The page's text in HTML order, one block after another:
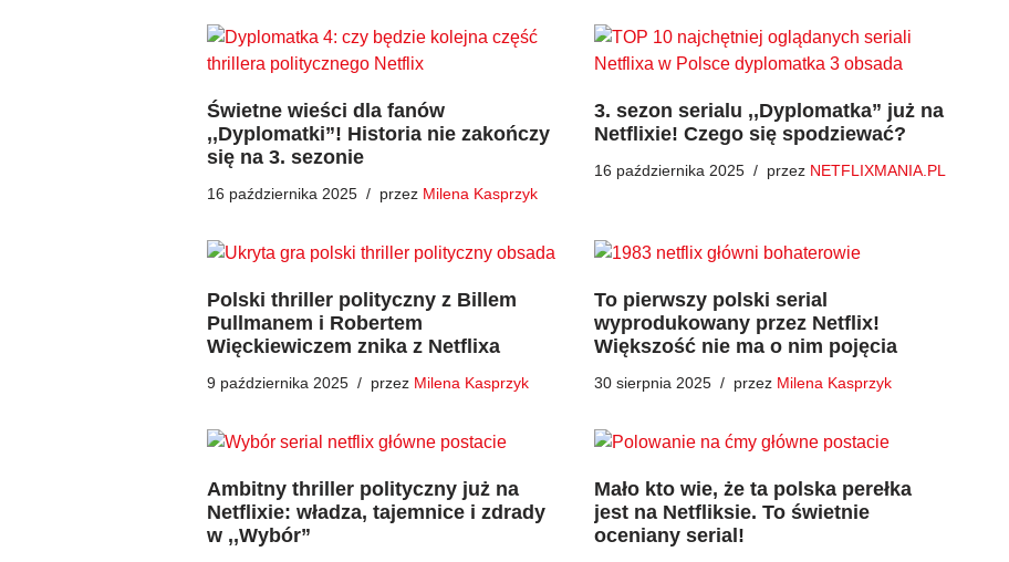
Świetne wieści dla fanów
,,Dyplomatki”! Historia nie zakończy
się na 3. sezonie
16 października 2025 przez Milena Kasprzyk
3. sezon serialu ,,Dyplomatka” już na
Netflixie! Czego się spodziewać?
16 października 2025 przez NETFLIXMANIA.PL
Polski thriller polityczny z Billem
Pullmanem i Robertem
Więckiewiczem znika z Netflixa
9 października 2025 przez Milena Kasprzyk
To pierwszy polski serial
wyprodukowany przez Netflix!
Większość nie ma o nim pojęcia
30 sierpnia 2025 przez Milena Kasprzyk
Ambitny thriller polityczny już na
Netflixie: władza, tajemnice i zdrady
w ,,Wybór”
Mało kto wie, że ta polska perełka
jest na Netfliksie. To świetnie
oceniany serial!